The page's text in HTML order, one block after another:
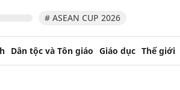
# ASEAN CUP 2026
Dân tộc và Tôn giáo Giáo dục Thế giới